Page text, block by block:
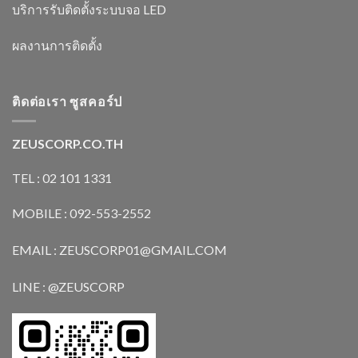
บริการรับติดตั้งระบบจอ LED
ผลงานการติดตั้ง
ติดต่อเรา ซูสคอร์ป
ZEUSCORP.CO.TH
TEL : 02 101 1331
MOBILE : 092-553-2552
EMAIL : ZEUSCORP01@GMAIL.COM
LINE : @ZEUSCORP